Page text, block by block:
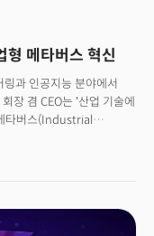
형 메타버스 혁신
과 인공지능 분야에서
장 겸 CEO는 '산업 기술에
타버스(Industrial
했다. 부시 CEO는
와의 협력으로 생성적
와 디지털 세계를